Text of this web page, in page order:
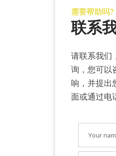
需要帮助吗?
联系
请联系我们
询，您可以
响，并提出
面或通过电